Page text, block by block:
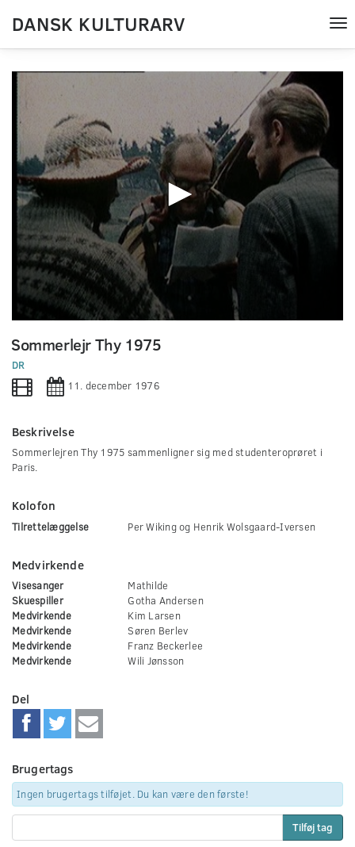
DANSK KULTURARV
seconds
of
0
seconds
Sommerlejr Thy 1975
DR
11. december 1976
Beskrivelse
Sommerlejren Thy 1975 sammenligner sig med studenteroprøret i
Paris.
Kolofon
Tilrettelæggelse Per Wiking og Henrik Wolsgaard-Iversen
Medvirkende
Visesanger
Mathilde
Skuespiller
Gotha Andersen
Medvirkende
Kim Larsen
Medvirkende
Søren Berlev
Medvirkende
Franz Beckerlee
Medvirkende
Wili Jønsson
Del
Brugertags
Ingen brugertags tilføjet. Du kan være den første!
Tilføj tag